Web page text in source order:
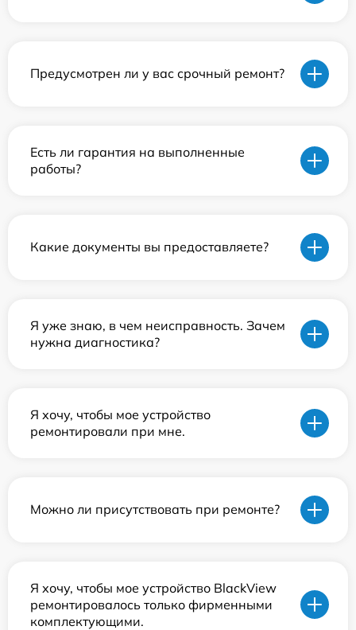
Предусмотрен ли у вас срочный ремонт?
Есть ли гарантия на выполненные
работы?
Какие документы вы предоставляете?
Я уже знаю, в чем неисправность. Зачем
нужна диагностика?
Я хочу, чтобы мое устройство
ремонтировали при мне.
Можно ли присутствовать при ремонте?
Я хочу, чтобы мое устройство BlackView
ремонтировалось только фирменными
комплектующими.